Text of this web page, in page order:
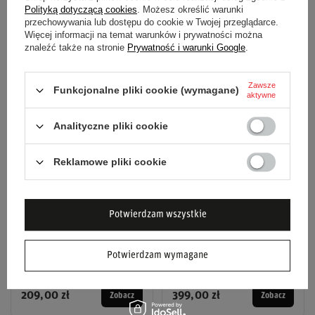
prosta po zakręcie numer 17 w Miami - gdzie w 2024
Verstappen miotał się, żeby zatrzymać Norrisa - pokaże, czy
te obawy są uzasadnione.
Czapka z daszkiem Max
Verstappen Team Red
209,00 zł
Zobacz
Koszulka T-shirt męska
2026
399,00 zł
Zobacz
Polityką dotyczącą cookies. Możesz określić warunki
przechowywania lub dostępu do cookie w Twojej przeglądarce.
Więcej informacji na temat warunków i prywatności można
znaleźć także na stronie Prywatność i warunki Google.
Funkcjonalne pliki cookie (wymagane)
Zawsze
aktywne
Analityczne pliki cookie
Reklamowe pliki cookie
Potwierdzam wymagane
Potwierdzam wszystkie